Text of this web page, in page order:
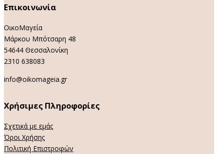
Επικοινωνία
ΟικοΜαγεία
Μάρκου Μπότσαρη 48
54644 Θεσσαλονίκη
2310 638083
info@oikomageia.gr
Χρήσιμες Πληροφορίες
Σχετικά με εμάς
Όροι Χρήσης
Πολιτική Επιστροφών